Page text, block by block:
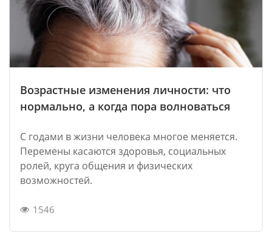
Возрастные изменения личности: что
нормально, а когда пора волноваться
С годами в жизни человека многое меняется.
Перемены касаются здоровья, социальных
ролей, круга общения и физических
возможностей.
1546